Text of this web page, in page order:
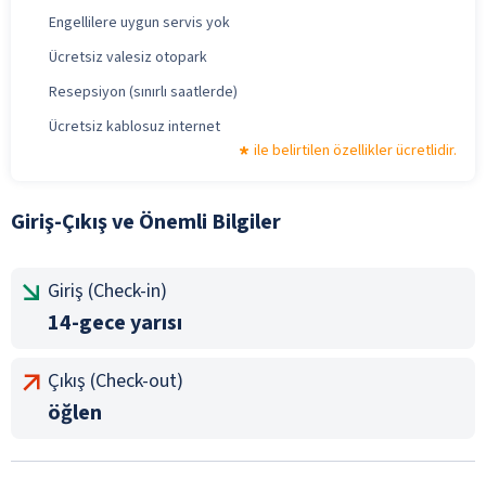
Engellilere uygun servis yok
Ücretsiz valesiz otopark
Resepsiyon (sınırlı saatlerde)
Ücretsiz kablosuz internet
ile belirtilen özellikler ücretlidir.
Giriş-Çıkış ve Önemli Bilgiler
Giriş (Check-in)
14-gece yarısı
Çıkış (Check-out)
öğlen